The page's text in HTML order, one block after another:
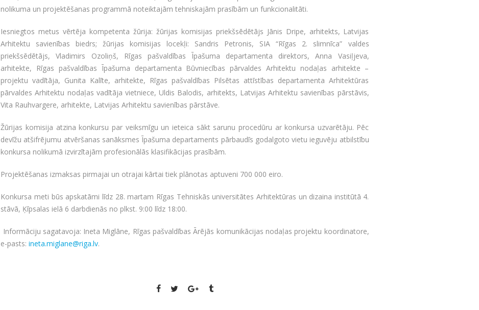
nolikuma un projektēšanas programmā noteiktajām tehniskajām prasībām un funkcionalitāti.
Iesniegtos metus vērtēja kompetenta žūrija: žūrijas komisijas priekšsēdētājs Jānis Dripe, arhitekts, Latvijas
Arhitektu savienības biedrs; žūrijas komisijas locekļi: Sandris Petronis, SIA “Rīgas 2. slimnīca” valdes
priekšsēdētājs, Vladimirs Ozoliņš, Rīgas pašvaldības Īpašuma departamenta direktors, Anna Vasiļjeva,
arhitekte, Rīgas pašvaldības Īpašuma departamenta Būvniecības pārvaldes Arhitektu nodaļas arhitekte –
projektu vadītāja, Gunita Kalīte, arhitekte, Rīgas pašvaldības Pilsētas attīstības departamenta Arhitektūras
pārvaldes Arhitektu nodaļas vadītāja vietniece, Uldis Balodis, arhitekts, Latvijas Arhitektu savienības pārstāvis,
Vita Rauhvargere, arhitekte, Latvijas Arhitektu savienības pārstāve.
Žūrijas komisija atzina konkursu par veiksmīgu un ieteica sākt sarunu procedūru ar konkursa uzvarētāju. Pēc
devīžu atšifrējumu atvēršanas sanāksmes Īpašuma departaments pārbaudīs godalgoto vietu ieguvēju atbilstību
konkursa nolikumā izvirzītajām profesionālās klasifikācijas prasībām.
Projektēšanas izmaksas pirmajai un otrajai kārtai tiek plānotas aptuveni 700 000 eiro.
Konkursa meti būs apskatāmi līdz 28. martam Rīgas Tehniskās universitātes Arhitektūras un dizaina institūtā 4.
stāvā, Ķīpsalas ielā 6 darbdienās no plkst. 9:00 līdz 18:00.
Informāciju sagatavoja: Ineta Miglāne, Rīgas pašvaldības Ārējās komunikācijas nodaļas projektu koordinatore,
e-pasts:ineta.miglane@riga.lv.